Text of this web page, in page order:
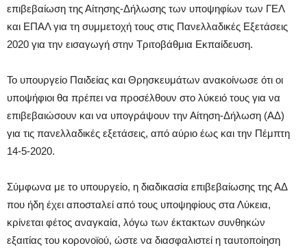
επιβεβαίωση της Αίτησης-Δήλωσης των υποψηφίων των ΓΕΛ
και ΕΠΑΛ για τη συμμετοχή τους στις Πανελλαδικές Εξετάσεις
2020 για την εισαγωγή στην Τριτοβάθμια Εκπαίδευση.
Το υπουργείο Παιδείας και Θρησκευμάτων ανακοίνωσε ότι οι
υποψήφιοι θα πρέπει να προσέλθουν στο λύκειό τους για να
επιβεβαιώσουν και να υπογράψουν την Αίτηση-Δήλωση (ΑΔ)
για τις πανελλαδικές εξετάσεις, από αύριο έως και την Πέμπτη
14-5-2020.
Σύμφωνα με το υπουργείο, η διαδικασία επιβεβαίωσης της ΑΔ
που ήδη έχει αποσταλεί από τους υποψηφίους στα Λύκεια,
κρίνεται φέτος αναγκαία, λόγω των έκτακτων συνθηκών
εξαιτίας του κορονοϊού, ώστε να διασφαλιστεί η ταυτοποίηση